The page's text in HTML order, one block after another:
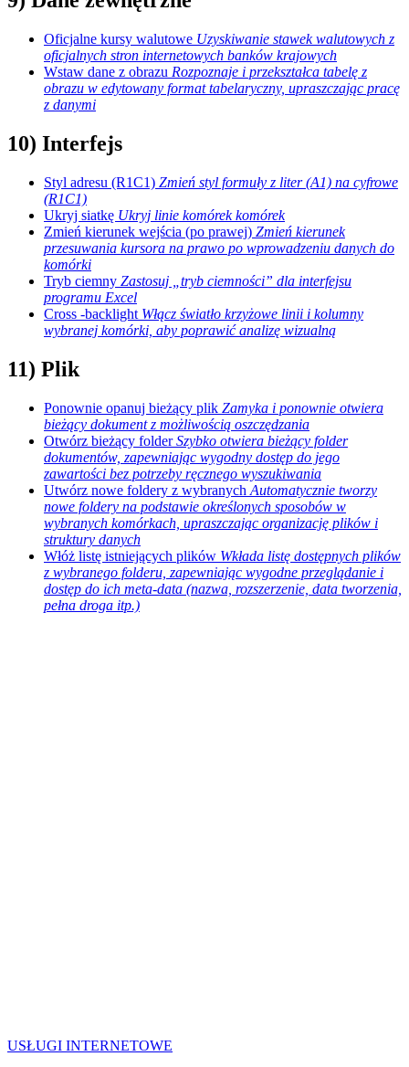
Oficjalne kursy walutowe Uzyskiwanie stawek walutowych z
oficjalnych stron internetowych banków krajowych
Wstaw dane z obrazu Rozpoznaje i przekształca tabelę z
obrazu w edytowany format tabelaryczny, upraszczając pracę
z danymi
10) Interfejs
Styl adresu (R1C1) Zmień styl formuły z liter (A1) na cyfrowe
(R1C1)
Ukryj siatkę Ukryj linie komórek komórek
Zmień kierunek wejścia (po prawej) Zmień kierunek
przesuwania kursora na prawo po wprowadzeniu danych do
komórki
Tryb ciemny Zastosuj „tryb ciemności” dla interfejsu
programu Excel
Cross -backlight Włącz światło krzyżowe linii i kolumny
wybranej komórki, aby poprawić analizę wizualną
11) Plik
Ponownie opanuj bieżący plik Zamyka i ponownie otwiera
bieżący dokument z możliwością oszczędzania
Otwórz bieżący folderSzybko otwiera bieżący folder
dokumentów, zapewniając wygodny dostęp do jego
zawartości bez potrzeby ręcznego wyszukiwania
Utwórz nowe foldery z wybranych Automatycznie tworzy
nowe foldery na podstawie określonych sposobów w
wybranych komórkach, upraszczając organizację plików i
struktury danych
Włóż listę istniejących plików Wkłada listę dostępnych plików
z wybranego folderu, zapewniając wygodne przeglądanie i
dostęp do ich meta-data (nazwa, rozszerzenie, data tworzenia,
pełna droga itp.)
USŁUGI INTERNETOWE